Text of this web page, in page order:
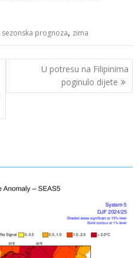
sezonska prognoza, zima
U potresu na Filipinima
poginulo dijete